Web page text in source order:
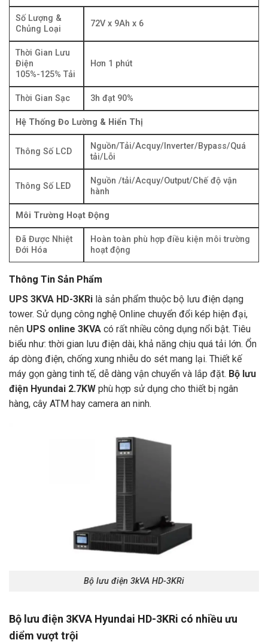
Số Lượng &
Chủng Loại
72V x 9Ah x 6
Thời Gian Lưu
Điện
105%-125% Tải
Hơn 1 phút
Thời Gian Sạc 3h đạt 90%
Hệ Thống Đo Lường & Hiển Thị
Thông Số LCD
Nguồn/Tải/Acquy/Inverter/Bypass/Quá
tải/Lỗi
Thông Số LED
Nguồn /tải/Acquy/Output/Chế độ vận
hành
Môi Trường Hoạt Động
Đã Được Nhiệt
Đới Hóa
Hoàn toàn phù hợp điều kiện môi trường
hoạt động
Thông Tin Sản Phẩm
UPS 3KVA HD-3KRi là sản phẩm thuộc bộ lưu điện dạng
tower. Sử dụng công nghệ Online chuyển đổi kép hiện đại,
nên UPS online 3KVA có rất nhiều công dụng nổi bật. Tiêu
biểu như: thời gian lưu điện dài, khả năng chịu quá tải lớn. Ổn
áp dòng điện, chống xung nhiễu do sét mang lại. Thiết kế
máy gọn gàng tinh tế, dễ dàng vận chuyển và lắp đặt. Bộ lưu
điện Hyundai 2.7KW phù hợp sử dụng cho thiết bị ngân
hàng, cây ATM hay camera an ninh.
Bộ lưu điện 3kVA HD-3KRi
Bộ lưu điện 3KVA Hyundai HD-3KRi có nhiều ưu
diểm vượt trội